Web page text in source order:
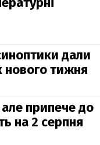
дали
нового тижня
припече до
на 2 серпня